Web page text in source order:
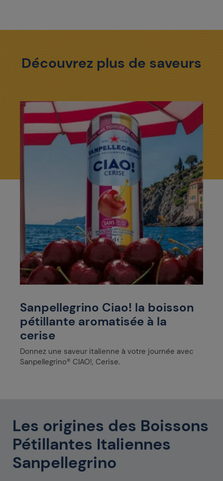
Découvrez plus de saveurs
Sanpellegrino Ciao! la boisson
pétillante aromatisée à la
cerise
Donnez une saveur italienne à votre journée avec
Sanpellegrino® CIAO!, Cerise.
Les origines des Boissons
Pétillantes Italiennes
Sanpellegrino